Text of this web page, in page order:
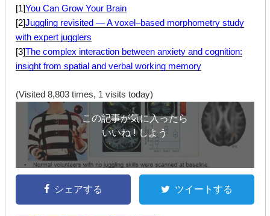
[1]You Can Grow Your Brain
[2]Juggling revisited — A voxel–based morphometry study
with expert jugglers
[3]The complex interaction between anxiety and cognition:
insight from spatial and verbal working memory
(Visited 8,803 times, 1 visits today)
この記事が気に入ったら
いいね ! しよう
シェアする ツイートする